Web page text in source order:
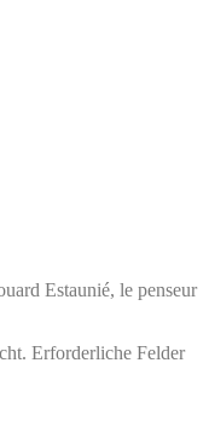
Estaunié, le penseur
Erforderliche Felder